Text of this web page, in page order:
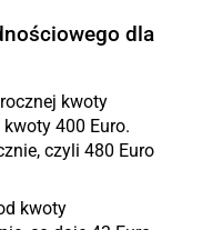
dla
kwoty
400 Euro.
czyli 480 Euro
kwoty